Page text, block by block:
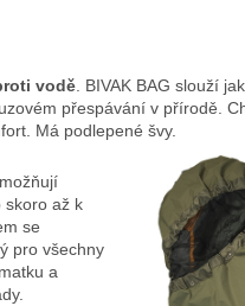
vodě. BIVAK BAG slouží
přespávání v přírodě.
Má podlepené švy.
skoro až k
se
pro všechny
a